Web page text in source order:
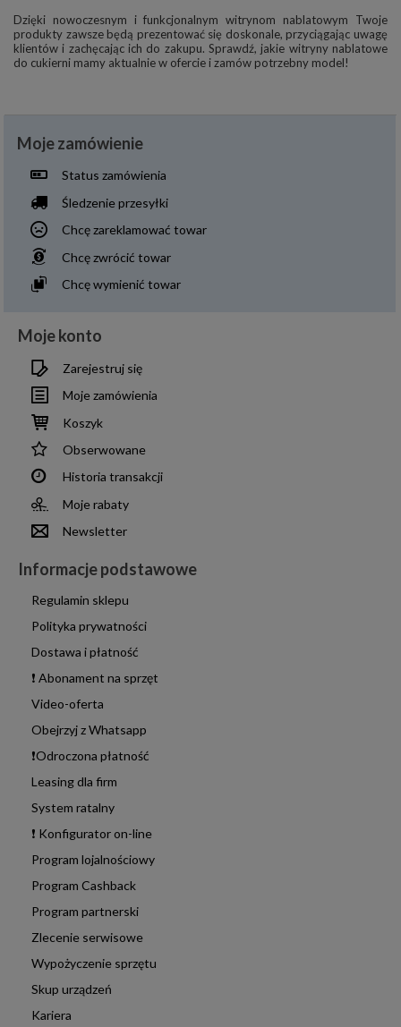
Dzięki nowoczesnym i funkcjonalnym witrynom nablatowym Twoje
produkty zawsze będą prezentować się doskonale, przyciągając uwagę
klientów i zachęcając ich do zakupu. Sprawdź, jakie witryny nablatowe
do cukierni mamy aktualnie w ofercie i zamów potrzebny model!
Moje zamówienie
Status zamówienia
Śledzenie przesyłki
Chcę zareklamować towar
Chcę zwrócić towar
Chcę wymienić towar
Moje konto
Zarejestruj się
Moje zamówienia
Koszyk
Obserwowane
Historia transakcji
Moje rabaty
Newsletter
Informacje podstawowe
Regulamin sklepu
Polityka prywatności
Dostawa i płatność
❗ Abonament na sprzęt
Video-oferta
Obejrzyj z Whatsapp
❗Odroczona płatność
Leasing dla firm
System ratalny
❗ Konfigurator on-line
Program lojalnościowy
Program Cashback
Program partnerski
Zlecenie serwisowe
Wypożyczenie sprzętu
Skup urządzeń
Kariera